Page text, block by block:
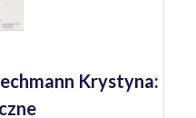
Krystyna: